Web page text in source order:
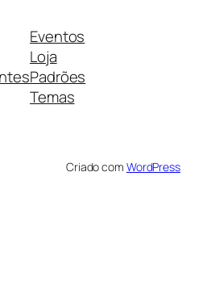
Eventos
Loja
Padrões
Temas
Criado com WordPress